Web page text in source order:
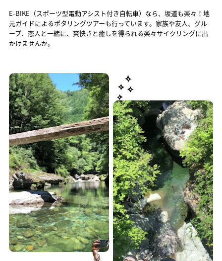
E-BIKE（スポーツ型電動アシスト付き自転車）なら、坂道も楽々！地
元ガイドによるポタリングツアーも行っています。家族や友人、グル
ープ、恋人と一緒に、爽快さと癒しを得られる楽々サイクリングに出
かけませんか。